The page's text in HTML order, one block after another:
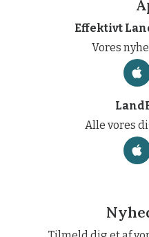
Effektivt
Vores
Alle vores